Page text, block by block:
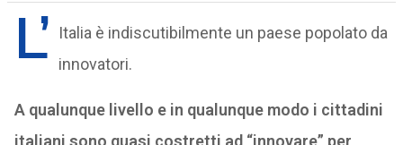
L’
Italia è indiscutibilmente un paese popolato da
innovatori.
A qualunque livello e in qualunque modo i cittadini
italiani sono quasi costretti ad “innovare” per